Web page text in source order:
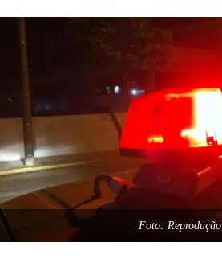
Foto: Reprodução